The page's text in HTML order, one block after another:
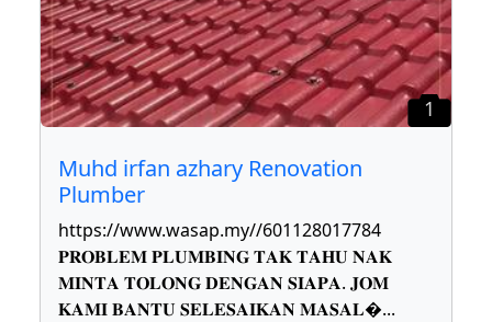
1
Muhd irfan azhary Renovation
Plumber
https://www.wasap.my//601128017784
𝐏𝐑𝐎𝐁𝐋𝐄𝐌 𝐏𝐋𝐔𝐌𝐁𝐈𝐍𝐆 𝐓𝐀𝐊 𝐓𝐀𝐇𝐔 𝐍𝐀𝐊
𝐌𝐈𝐍𝐓𝐀 𝐓𝐎𝐋𝐎𝐍𝐆 𝐃𝐄𝐍𝐆𝐀𝐍 𝐒𝐈𝐀𝐏𝐀. 𝐉𝐎𝐌
𝐊𝐀𝐌𝐈 𝐁𝐀𝐍𝐓𝐔 𝐒𝐄𝐋𝐄𝐒𝐀𝐈𝐊𝐀𝐍 𝐌𝐀𝐒𝐀𝐋...